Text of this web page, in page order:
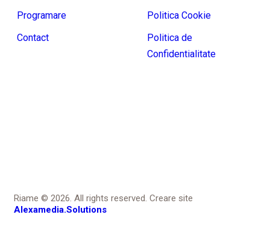
Programare
Contact
Politica Cookie
Politica de
Confidentialitate
Riame © 2026. All rights reserved. Creare site
Alexamedia.Solutions